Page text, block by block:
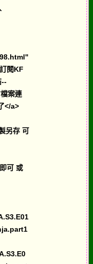
閱KF
--
案連
</a>
另存 可
可 或